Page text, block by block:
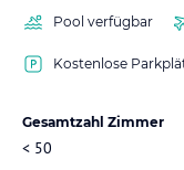
Pool verfügbar
Kostenlose
Gesamtzahl Zimmer
< 50